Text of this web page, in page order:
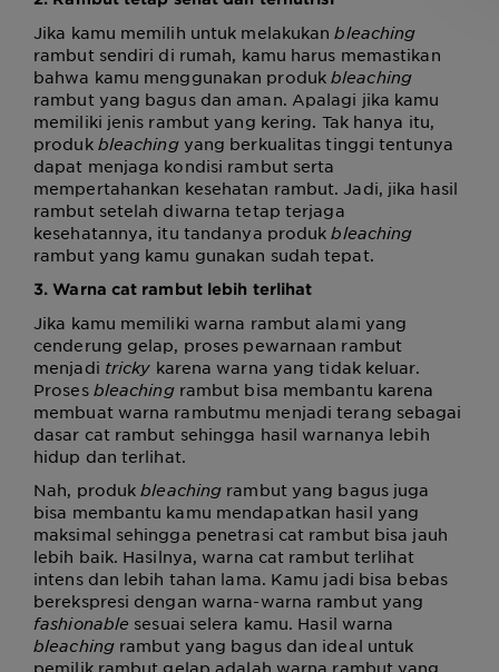
Jika kamu memilih untuk melakukanbleaching
rambut sendiri di rumah, kamu harus memastikan
bahwa kamu menggunakan produkbleaching
rambut yang bagusdanaman. Apalagi jika kamu
memiliki jenis rambut yang kering. Tak hanya itu,
produk bleachingyang berkualitas tinggitentunya
dapat menjaga kondisi rambut serta
mempertahankan kesehatan rambut. Jadi, jika hasil
rambut setelah diwarna tetap terjaga
kesehatannya, itu tandanya produkbleaching
rambut yang kamu gunakan sudah tepat.
3. Warna cat rambut lebih terlihat
Jika kamu memiliki warna rambut alami yang
cenderung gelap, proses pewarnaan rambut
menjadi tricky karena warna yang tidak keluar.
Proses bleachingrambut bisa membantu karena
membuat warna rambutmu menjadi terang sebagai
dasar cat rambut sehingga hasil warnanya lebih
hidup dan terlihat.
Nah, produkbleaching rambut yang bagusjuga
bisa membantu kamu mendapatkan hasil yang
maksimal sehingga penetrasi cat rambut bisa jauh
lebih baik. Hasilnya, warna cat rambut terlihat
intens dan lebih tahan lama. Kamu jadi bisa bebas
berekspresi dengan warna-warna rambut yang
fashionable sesuai selera kamu. Hasil warna
bleachingrambut yang bagusdan ideal untuk
pemilik rambut gelap adalah warna rambut yang